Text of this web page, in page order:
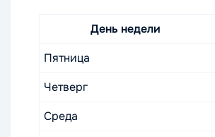
День недели
Пятница
Четверг
Среда